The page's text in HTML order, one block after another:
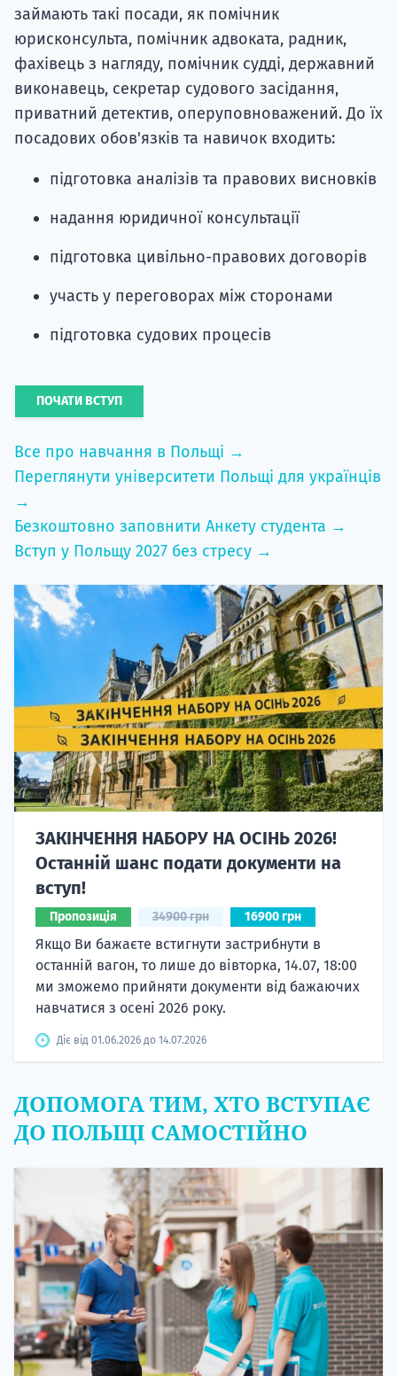
займають такі посади, як помічник
юрисконсульта, помічник адвоката, радник,
фахівець з нагляду, помічник судді, державний
виконавець, секретар судового засідання,
приватний детектив, оперуповноважений. До їх
посадових обов'язків та навичок входить:
підготовка аналізів та правових висновків
надання юридичної консультації
підготовка цивільно-правових договорів
участь у переговорах між сторонами
підготовка судових процесів
ПОЧАТИ ВСТУП
Все про навчання в Польщі →
Переглянути університети Польщі для українців
→
Безкоштовно заповнити Анкету студента →
Вступ у Польщу 2027 без стресу →
ЗАКІНЧЕННЯ НАБОРУ НА ОСІНЬ 2026!
Останній шанс подати документи на
вступ!
Пропозиція 34900 грн 16900 грн
Якщо Ви бажаєте встигнути застрибнути в
останній вагон, то лише до вівторка, 14.07, 18:00
ми зможемо прийняти документи від бажаючих
навчатися з осені 2026 року.
Діє від 01.06.2026 до 14.07.2026
ДОПОМОГА ТИМ, ХТО ВСТУПАЄ
ДО ПОЛЬЩІ САМОСТІЙНО